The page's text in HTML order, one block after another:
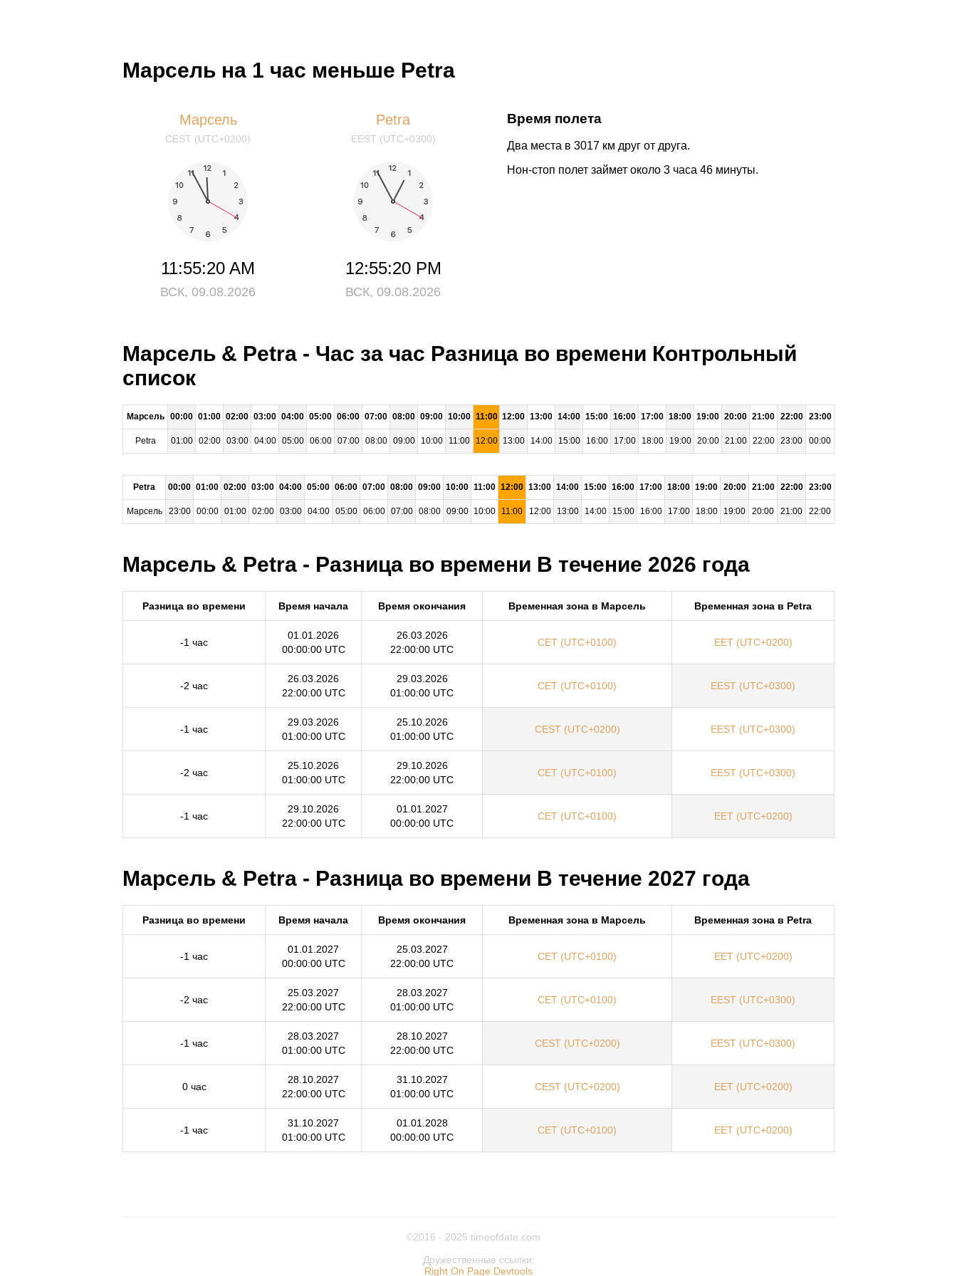
Марсель на 1 час меньше Petra
Марсель
CEST (UTC+0200)
11:55:21 AM
ВСК, 09.08.2026
Petra
EEST (UTC+0300)
12:55:21 PM
ВСК, 09.08.2026
Время полета
Два места в 3017 км друг от друга.
Нон-стоп полет займет около 3 часа 46 минуты.
Марсель & Petra - Час за час Разница во времени Контрольный
список
Марсель 00:00 01:00 02:00 03:00 04:00 05:00 06:00 07:00 08:00 09:00 10:00 11:00 12:00 13:00 14:00 15:00 16:00 17:00 18:00 19:00 20:00 21:00 22:00 23:00
Petra 01:00 02:00 03:00 04:00 05:00 06:00 07:00 08:00 09:00 10:00 11:00 12:00 13:00 14:00 15:00 16:00 17:00 18:00 19:00 20:00 21:00 22:00 23:00 00:00
Petra 00:00 01:00 02:00 03:00 04:00 05:00 06:00 07:00 08:00 09:00 10:00 11:00 12:00 13:00 14:00 15:00 16:00 17:00 18:00 19:00 20:00 21:00 22:00 23:00
Марсель 23:00 00:00 01:00 02:00 03:00 04:00 05:00 06:00 07:00 08:00 09:00 10:00 11:00 12:00 13:00 14:00 15:00 16:00 17:00 18:00 19:00 20:00 21:00 22:00
Марсель & Petra - Разница во времени В течение 2026 года
Разница во времени Время начала Время окончания Временная зона в Марсель Временная зона в Petra
-1 час
01.01.2026
00:00:00 UTC
26.03.2026
22:00:00 UTC
CET (UTC+0100) EET (UTC+0200)
-2 час
26.03.2026
22:00:00 UTC
29.03.2026
01:00:00 UTC
CET (UTC+0100) EEST (UTC+0300)
-1 час
29.03.2026
01:00:00 UTC
25.10.2026
01:00:00 UTC
CEST (UTC+0200) EEST (UTC+0300)
-2 час
25.10.2026
01:00:00 UTC
29.10.2026
22:00:00 UTC
CET (UTC+0100) EEST (UTC+0300)
-1 час
29.10.2026
22:00:00 UTC
01.01.2027
00:00:00 UTC
CET (UTC+0100) EET (UTC+0200)
Марсель & Petra - Разница во времени В течение 2027 года
Разница во времени Время начала Время окончания Временная зона в Марсель Временная зона в Petra
-1 час
01.01.2027
00:00:00 UTC
25.03.2027
22:00:00 UTC
CET (UTC+0100) EET (UTC+0200)
-2 час
25.03.2027
22:00:00 UTC
28.03.2027
01:00:00 UTC
CET (UTC+0100) EEST (UTC+0300)
-1 час
28.03.2027
01:00:00 UTC
28.10.2027
22:00:00 UTC
CEST (UTC+0200) EEST (UTC+0300)
0 час
28.10.2027
22:00:00 UTC
31.10.2027
01:00:00 UTC
CEST (UTC+0200) EET (UTC+0200)
-1 час
31.10.2027
01:00:00 UTC
01.01.2028
00:00:00 UTC
CET (UTC+0100) EET (UTC+0200)
©2016 - 2025 timeofdate.com
Дружественные ссылки:
Right On Page Devtools